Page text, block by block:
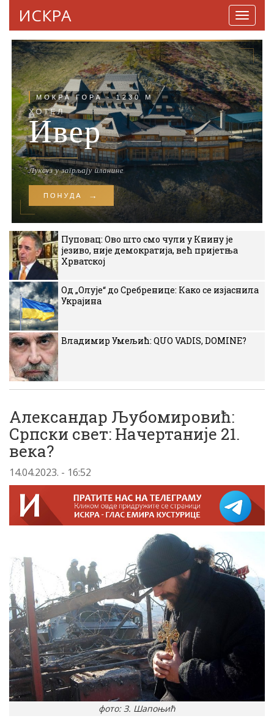
ИСКРА
Пуповац: Ово што смо чули у Книну је
језиво, није демократија, већ пријетња
Хрватској
Од „Олује“ до Сребренице: Како се изјаснила
Украјина
Владимир Умељић: QUO VADIS, DOMINE?
Александар Љубомировић:
Српски свет: Начертаније 21.
века?
14.04.2023. - 16:52
фото: З. Шапоњић